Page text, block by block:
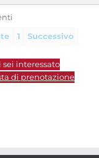
1 Successivo
interessato
di prenotazione